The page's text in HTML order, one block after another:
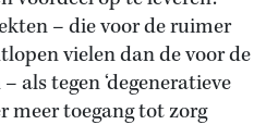
– die voor de ruimer
vielen dan de voor de
als tegen ‘degeneratieve
meer toegang tot zorg